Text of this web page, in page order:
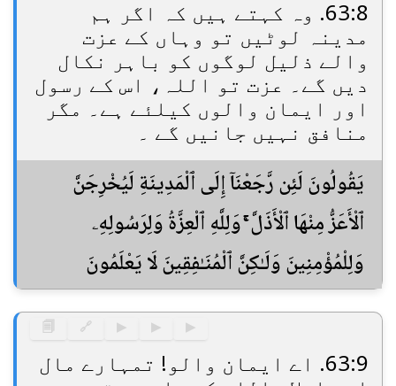
63:8. وہ کہتے ہیں کہ اگر ہم
مدینہ لوٹیں تو وہاں کے عزت
والے ذلیل لوگوں کو باہر نکال
دیں گے۔ عزت تو اللہ، اس کے رسول
اور ایمان والوں کیلئے ہے۔ مگر
منافق نہیں جانیں گے ۔
يَقُولُونَ لَئِن رَّجَعْنَآ إِلَى ٱلْمَدِينَةِ لَيُخْرِجَنَّ
ٱلْأَعَزُّ مِنْهَا ٱلْأَذَلَّ ۚ وَلِلَّهِ ٱلْعِزَّةُ وَلِرَسُولِهِۦ
وَلِلْمُؤْمِنِينَ وَلَـٰكِنَّ ٱلْمُنَـٰفِقِينَ لَا يَعْلَمُونَ
▶
▶
▶
🔗
🗐
63:9. اے ایمان والو! تمہارے مال